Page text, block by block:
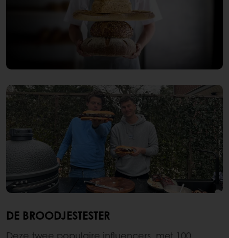
DE BROODJESTESTER
Deze twee populaire influencers, met 100